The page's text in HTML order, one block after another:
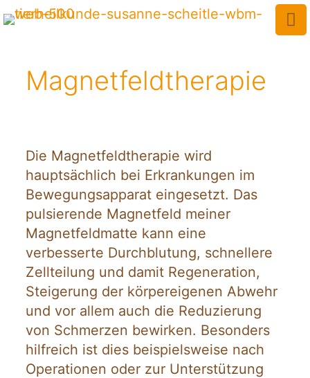
Magnetfeldtherapie
Die Magnetfeldtherapie wird
hauptsächlich bei Erkrankungen im
Bewegungsapparat eingesetzt. Das
pulsierende Magnetfeld meiner
Magnetfeldmatte kann eine
verbesserte Durchblutung, schnellere
Zellteilung und damit Regeneration,
Steigerung der körpereigenen Abwehr
und vor allem auch die Reduzierung
von Schmerzen bewirken. Besonders
hilfreich ist dies beispielsweise nach
Operationen oder zur Unterstützung